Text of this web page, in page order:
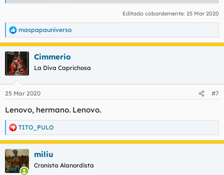
Editado cobardemente: 25 Mar 2020
R
e
a
c
c
i
e
:
maspapauniverso
Cimmerio
La Diva Caprichosa
25 Mar 2020 #7
Lenovo, hermano. Lenovo.
R
e
a
c
c
i
TITO_PULO
miliu
Cronista Alanordista